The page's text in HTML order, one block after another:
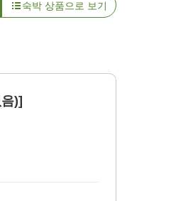
숙박 상품으로 보기
)]